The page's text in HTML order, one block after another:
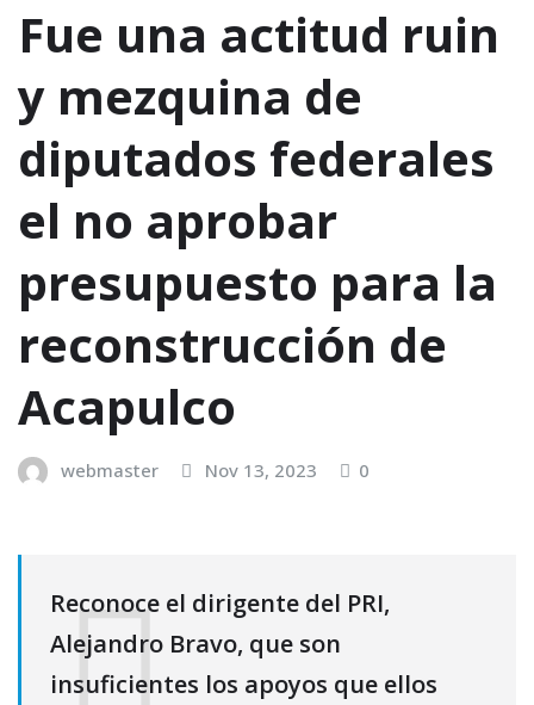
Fue una actitud ruin
y mezquina de
diputados federales
el no aprobar
presupuesto para la
reconstrucción de
Acapulco
webmaster Nov 13, 2023 0
Reconoce el dirigente del PRI,
Alejandro Bravo, que son
insuficientes los apoyos que ellos